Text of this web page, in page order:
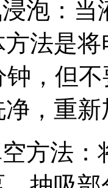
当液
法是
钟，但
，重
：将